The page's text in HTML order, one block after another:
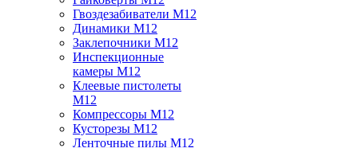
Гвоздезабиватели M12
Динамики M12
Заклепочники M12
Инспекционные
камеры M12
Клеевые пистолеты
M12
Компрессоры M12
Кусторезы M12
Ленточные пилы M12